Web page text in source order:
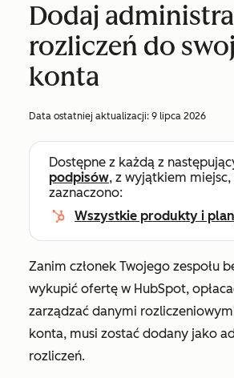
Dodaj
rozliczeń do
konta
Data ostatniej aktualizacji: 9 lipca 2026
Dostępne z każdą z
podpisów, z wyjątkiem
zaznaczono:
Wszystkie produkty i
Zanim członek Twojego zespołu
wykupić ofertę w HubSpot,
zarządzać danymi
konta, musi zostać dodany jako
rozliczeń.